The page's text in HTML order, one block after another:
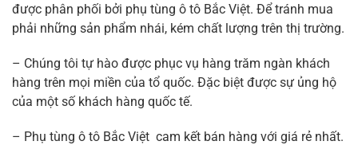
được phân phối bởi phụ tùng ô tô Bắc Việt. Để tránh mua
phải những sản phẩm nhái, kém chất lượng trên thị trường.
– Chúng tôi tự hào được phục vụ hàng trăm ngàn khách
hàng trên mọi miền của tổ quốc. Đặc biệt được sự ủng hộ
của một số khách hàng quốc tế.
– Phụ tùng ô tô Bắc Việt cam kết bán hàng với giá rẻ nhất.